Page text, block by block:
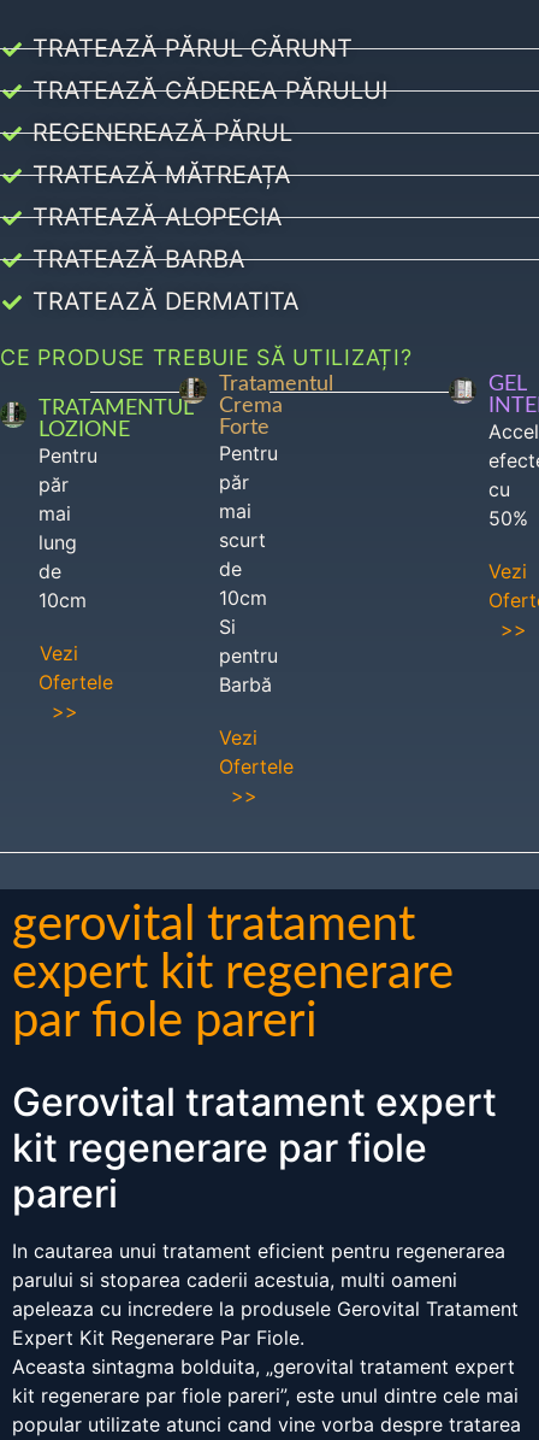
TRATEAZĂ PĂRUL CĂRUNT
TRATEAZĂ CĂDEREA PĂRULUI
REGENEREAZĂ PĂRUL
TRATEAZĂ MĂTREAȚA
TRATEAZĂ ALOPECIA
TRATEAZĂ BARBA
TRATEAZĂ DERMATITA
CE PRODUSE TREBUIE SĂ UTILIZAȚI?
TRATAMENTUL
LOZIONE
Pentru
păr
mai
lung
de
10cm
Vezi
Ofertele
>>
Tratamentul
Crema
Forte
Pentru
păr
mai
scurt
de
10cm
Si
pentru
Barbă
Vezi
Ofertele
>>
GEL
cu
50%
Vezi
>>
gerovital tratament
expert kit regenerare
par fiole pareri
Gerovital tratament expert
kit regenerare par fiole
pareri
In cautarea unui tratament eficient pentru regenerarea
parului si stoparea caderii acestuia, multi oameni
apeleaza cu incredere la produsele Gerovital Tratament
Expert Kit Regenerare Par Fiole.
Aceasta sintagma bolduita, „gerovital tratament expert
kit regenerare par fiole pareri”, este unul dintre cele mai
popular utilizate atunci cand vine vorba despre tratarea